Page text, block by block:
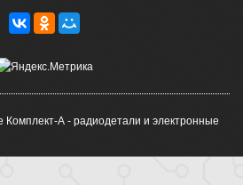
Комплект-А - радиодетали и электронные